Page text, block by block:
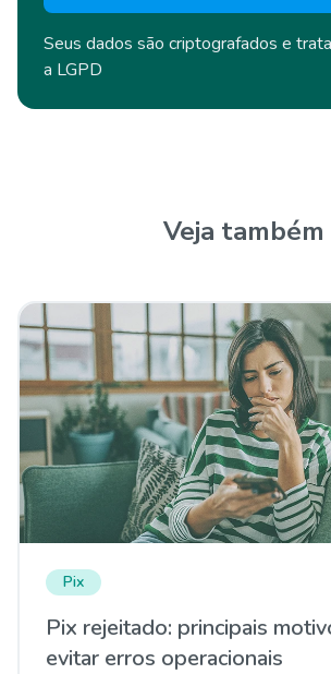
Seus dados são criptografados e
a LGPD
Veja também
Pix
Pix rejeitado: principais
evitar erros operacionais